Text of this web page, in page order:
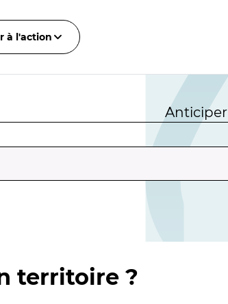
à l'action
Anticiper
territoire ?